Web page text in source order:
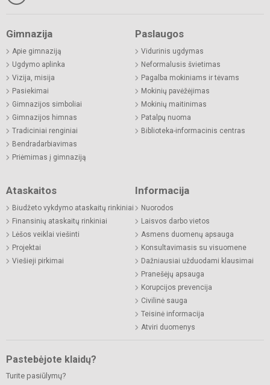
Gimnazija
Apie gimnaziją
Ugdymo aplinka
Vizija, misija
Pasiekimai
Gimnazijos simboliai
Gimnazijos himnas
Tradiciniai renginiai
Bendradarbiavimas
Priėmimas į gimnaziją
Paslaugos
Vidurinis ugdymas
Neformalusis švietimas
Pagalba mokiniams ir tėvams
Mokinių pavėžėjimas
Mokinių maitinimas
Patalpų nuoma
Biblioteka-informacinis centras
Ataskaitos
Biudžeto vykdymo ataskaitų rinkiniai
Finansinių ataskaitų rinkiniai
Lėšos veiklai viešinti
Projektai
Viešieji pirkimai
Informacija
Nuorodos
Laisvos darbo vietos
Asmens duomenų apsauga
Konsultavimasis su visuomene
Dažniausiai užduodami klausimai
Pranešėjų apsauga
Korupcijos prevencija
Civilinė sauga
Teisinė informacija
Atviri duomenys
Pastebėjote klaidų?
Turite pasiūlymų?